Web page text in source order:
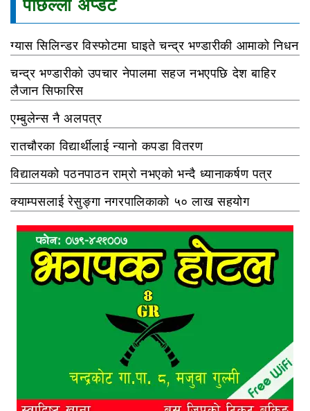
पछिल्ला अप्डेट
ग्यास सिलिन्डर विस्फोटमा घाइते चन्द्र भण्डारीकी आमाको निधन
चन्द्र भण्डारीको उपचार नेपालमा सहज नभएपछि देश बाहिर
लैजान सिफारिस
एम्बुलेन्स नै अलपत्र
रातचौरका विद्यार्थीलाई न्यानो कपडा वितरण
विद्यालयको पठनपाठन राम्रो नभएको भन्दै ध्यानाकर्षण पत्र
क्याम्पसलाई रेसुङ्गा नगरपालिकाको ५० लाख सहयोग